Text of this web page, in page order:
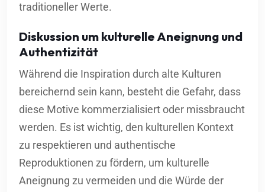
traditioneller Werte.
Diskussion um kulturelle Aneignung und
Authentizität
Während die Inspiration durch alte Kulturen
bereichernd sein kann, besteht die Gefahr, dass
diese Motive kommerzialisiert oder missbraucht
werden. Es ist wichtig, den kulturellen Kontext
zu respektieren und authentische
Reproduktionen zu fördern, um kulturelle
Aneignung zu vermeiden und die Würde der